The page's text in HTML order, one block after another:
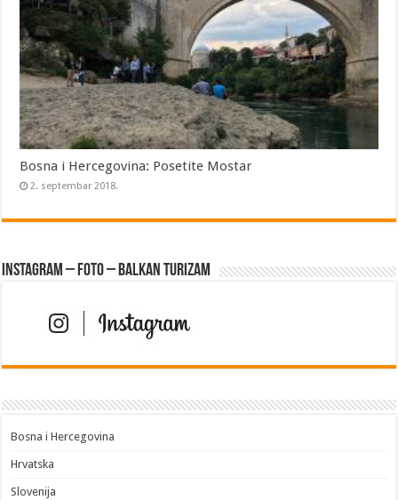
Bosna i Hercegovina: Posetite Mostar
2. septembar 2018.
Instagram – FOTO – Balkan turizam
Bosna i Hercegovina
Hrvatska
Slovenija